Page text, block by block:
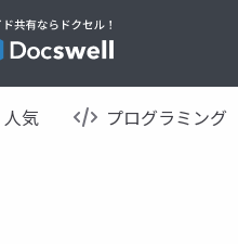
人気 プログラミング